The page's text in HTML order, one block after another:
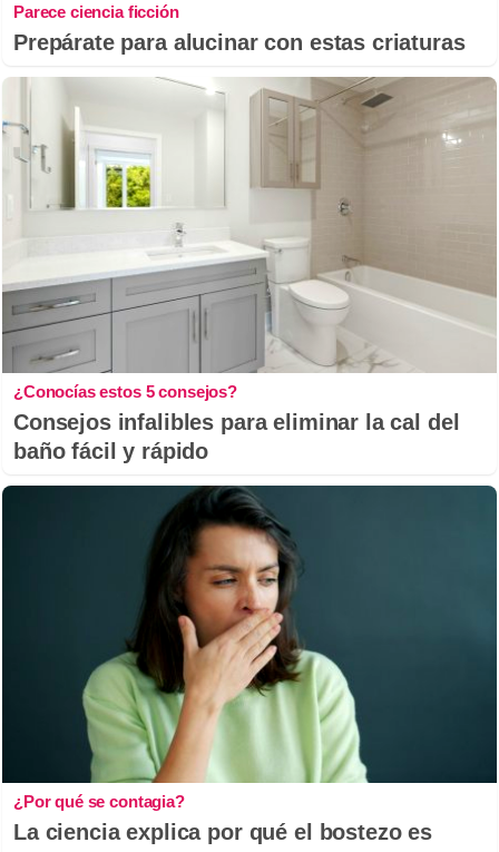
Parece ciencia ficción
Prepárate para alucinar con estas criaturas
¿Conocías estos 5 consejos?
Consejos infalibles para eliminar la cal del
baño fácil y rápido
¿Por qué se contagia?
La ciencia explica por qué el bostezo es